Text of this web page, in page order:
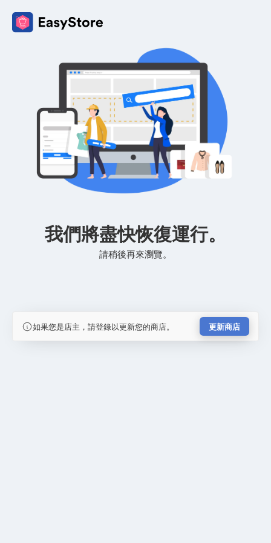
我們將盡快恢復運行。
請稍後再來瀏覽。
如果您是店主，請登錄以更新您的商店。 更新商店